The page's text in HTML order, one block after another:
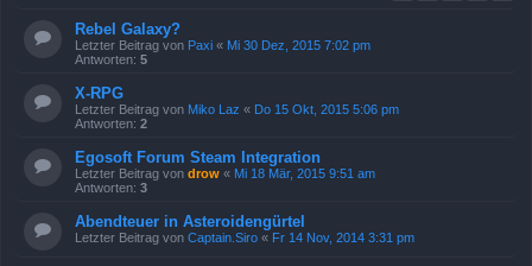
Rebel Galaxy?
Letzter Beitrag von Paxi « Mi 30 Dez, 2015 7:02 pm
Antworten: 5
X-RPG
Letzter Beitrag von Miko Laz « Do 15 Okt, 2015 5:06 pm
Antworten: 2
Egosoft Forum Steam Integration
Letzter Beitrag von drow « Mi 18 Mär, 2015 9:51 am
Antworten: 3
Abendteuer in Asteroidengürtel
Letzter Beitrag von Captain.Siro « Fr 14 Nov, 2014 3:31 pm